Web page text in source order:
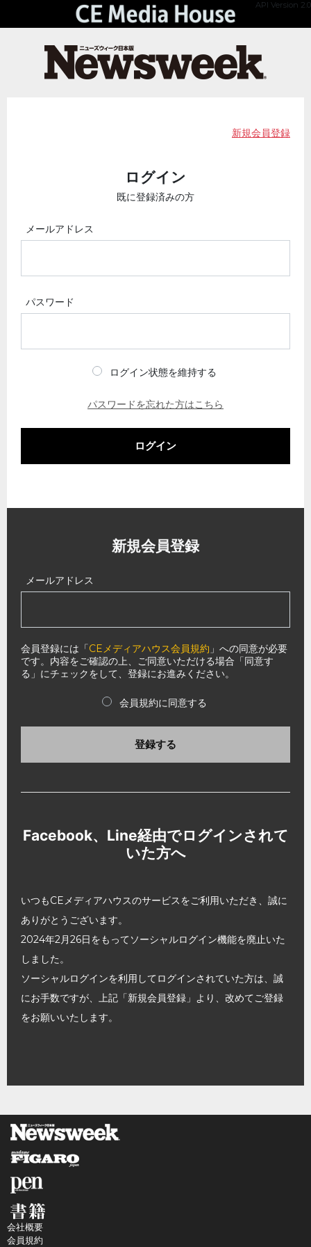
API Version 2.0
新規会員登録
ログイン
既に登録済みの方
メールアドレス
パスワード
ログイン状態を維持する
パスワードを忘れた方はこちら
ログイン
新規会員登録
メールアドレス
会員登録には「CEメディアハウス会員規約 」への同意が必要
です。内容をご確認の上、ご同意いただける場合「同意す
る」にチェックをして、登録にお進みください。
会員規約に同意する
登録する
Facebook、Line経由でログインされて
いた方へ
いつもCEメディアハウスのサービスをご利用いただき、誠に
ありがとうございます。
2024年2月26日をもってソーシャルログイン機能を廃止いた
しました。
ソーシャルログインを利用してログインされていた方は、誠
にお手数ですが、上記「新規会員登録」より、改めてご登録
をお願いいたします。
会社概要
会員規約